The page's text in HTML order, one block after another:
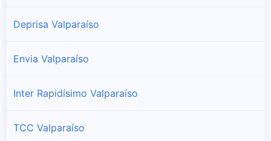
Deprisa Valparaíso
Envia Valparaíso
Inter Rapidísimo Valparaíso
TCC Valparaíso